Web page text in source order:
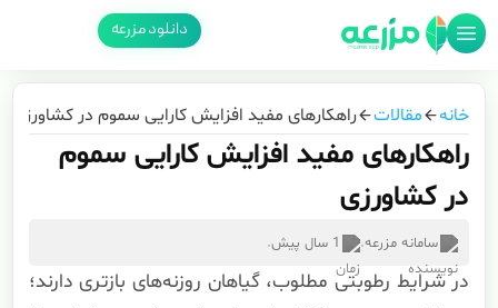
دانلود مزرعه
خانه مقالات راهکارهای مفید افزایش کارایی سموم در کشاورزی
راهکارهای مفید افزایش کارایی سموم
در کشاورزی
سامانه مزرعه. 1 سال پیش .
در شرایط رطوبتی مطلوب، گیاهان روزنه‌های بازتری دارند؛